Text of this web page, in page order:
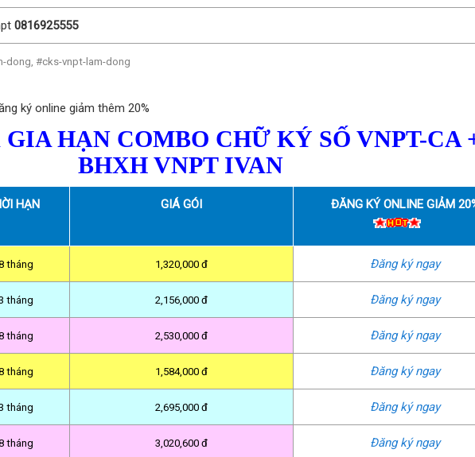
0816925555
dong, #cks-vnpt-lam-dong
ký online giảm thêm 20%
HẠN COMBO CHỮ KÝ SỐ VNPT-CA
BHXH VNPT IVAN
HẠN GIÁ GÓI ĐĂNG KÝ ONLINE GIẢM
tháng 1,320,000 đ Đăng ký ngay
tháng 2,156,000 đ Đăng ký ngay
tháng 2,530,000 đ Đăng ký ngay
tháng 1,584,000 đ Đăng ký ngay
tháng 2,695,000 đ Đăng ký ngay
tháng 3,020,600 đ Đăng ký ngay